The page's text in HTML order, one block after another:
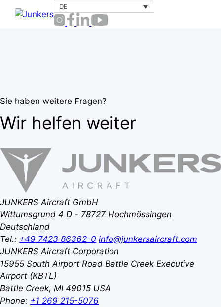
Inhalt
DE
Wir helfen weiter
Sie haben weitere Fragen?
JUNKERS Aircraft GmbH
Wittumsgrund 4 D - 78727 Hochmössingen
Deutschland
Tel.: +49 7423 86362-0 info@junkersaircraft.com
JUNKERS Aircraft Corporation
15955 South Airport Road Battle Creek Executive
Airport (KBTL)
Battle Creek, MI 49015 USA
Phone: +1 269 215-5076